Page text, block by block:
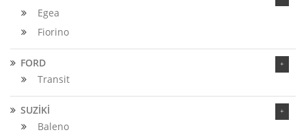
Egea
Fiorino
FORD
Transit
SUZİKİ
Baleno